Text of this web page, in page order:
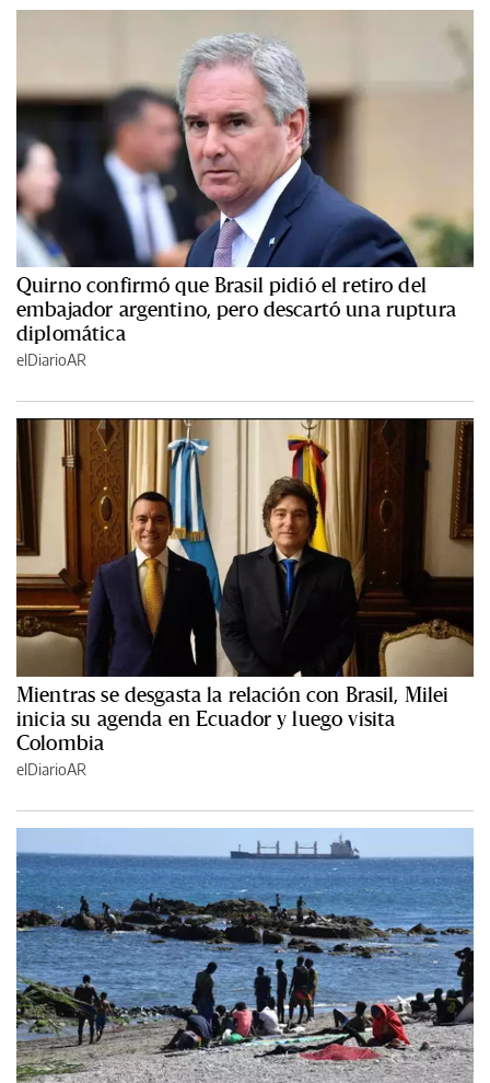
Quirno confirmó que Brasil pidió el retiro del
embajador argentino, pero descartó una ruptura
diplomática
elDiarioAR
Mientras se desgasta la relación con Brasil, Milei
inicia su agenda en Ecuador y luego visita
Colombia
elDiarioAR